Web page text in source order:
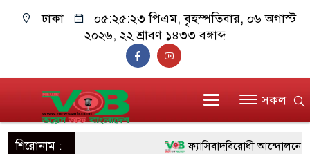
ঢাকা ০৫:২৫:২৪ পিএম, বৃহস্পতিবার, ০৬ অগাস্ট
২০২৬, ২২ শ্রাবণ ১৪৩৩ বঙ্গাব্দ
সকল
শিরোনাম : ফ্যাসিবাদবিরোধী আন্দোলনে